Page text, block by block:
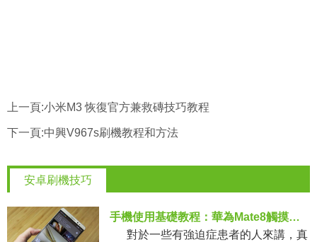
上一頁:小米M3 恢復官方兼救磚技巧教程
下一頁:中興V967s刷機教程和方法
安卓刷機技巧
手機使用基礎教程：華為Mate8觸摸振動怎麼關閉 如何設置？
對於一些有強迫症患者的人來講，真